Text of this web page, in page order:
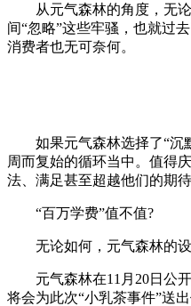
从元气森林的角度，无论
间“忽略”这些牢骚，也就过
消费者也无可奈何。
如果元气森林选择了“沉默
周而复始的循环当中。值得
法、满足甚至超越他们的期待
“百万学费”值不值?
无论如何，元气森林的设
元气森林在11月20日公开
将会为此次“小乳茶事件”送